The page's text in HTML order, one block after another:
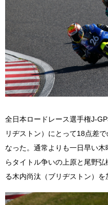
全日本ロードレース選手権J-
リヂストン）にとって18点差
なった。通常よりも一日早い
らタイトル争いの上原と尾野
る木内尚汰（ブリヂストン）を